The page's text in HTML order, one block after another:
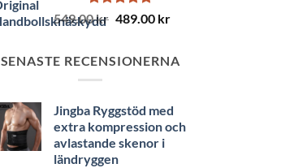
Betygsatt
5.00
549.00kr Det
var:
489.00 krDet
är:
SENASTE RECENSIONERNA
Jingba Ryggstöd med
extra kompression och
avlastande skenor i
ländryggen